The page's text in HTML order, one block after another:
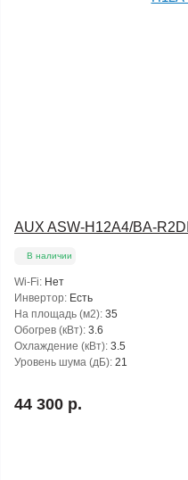
AUX ASW-H12A4/BA-
В наличии
Wi-Fi: Нет
Инвертор: Есть
На площадь (м2): 35
Обогрев (кВт): 3.6
Охлаждение (кВт): 3.5
Уровень шума (дБ): 21
44 300 р.